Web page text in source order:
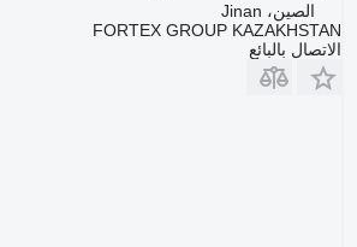
الصين، Jinan
FORTEX GROUP KAZAKHSTAN
الاتصال بالبائع